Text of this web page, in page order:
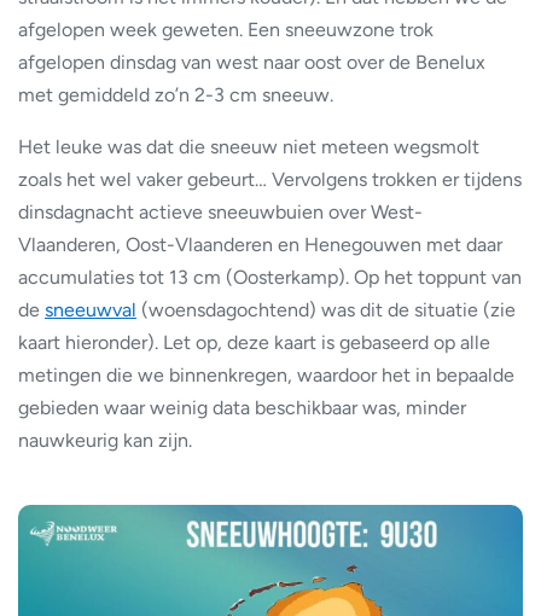
afgelopen week geweten. Een sneeuwzone trok
afgelopen dinsdag van west naar oost over de Benelux
met gemiddeld zo’n 2-3 cm sneeuw.
Het leuke was dat die sneeuw niet meteen wegsmolt
zoals het wel vaker gebeurt… Vervolgens trokken er tijdens
dinsdagnacht actieve sneeuwbuien over West-
Vlaanderen, Oost-Vlaanderen en Henegouwen met daar
accumulaties tot 13 cm (Oosterkamp). Op het toppunt van
de sneeuwval (woensdagochtend) was dit de situatie (zie
kaart hieronder). Let op, deze kaart is gebaseerd op alle
metingen die we binnenkregen, waardoor het in bepaalde
gebieden waar weinig data beschikbaar was, minder
nauwkeurig kan zijn.